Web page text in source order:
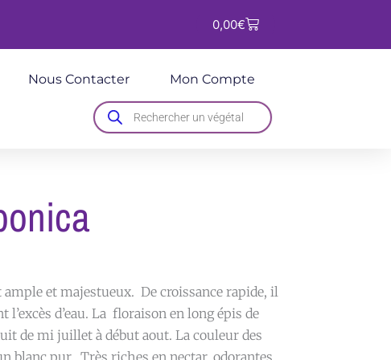
0,00€Panier
Nous Contacter
Mon Compte
Recherche
de
produits
et majestueux. De croissance rapide, il
d’eau. La floraison en long épis de
de mi juillet à début aout. La couleur des
blanc pur. Très riches en nectar, odorantes,